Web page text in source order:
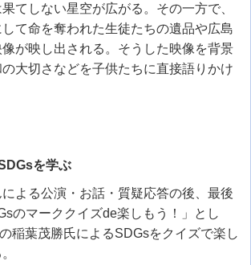
てしない星空が広がる。その一方で、
て命を奪われた生徒たちの遺品や広島
が映し出される。そうした映像を背景
大切さなどを子供たちに直接語りかけ
を学ぶ
よる公演・お話・質疑応答の後、最後
のマーククイズde楽しもう！」とし
稲葉茂勝氏によるSDGsをクイズで楽し